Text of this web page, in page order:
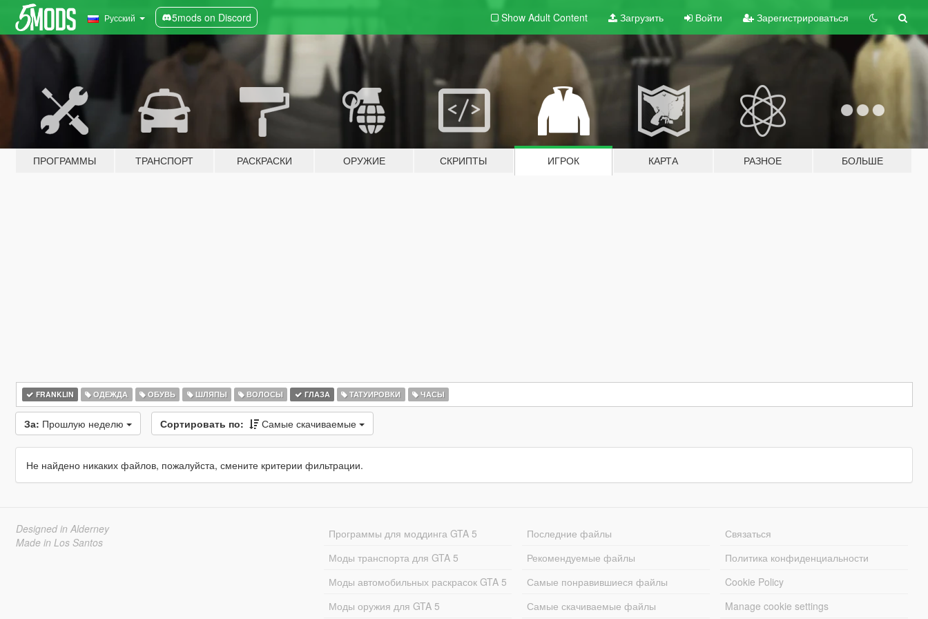
Русский 5mods on Discord Show Adult Content Загрузить Войти Зарегистрироваться
ПРОГРАММЫ ТРАНСПОРТ РАСКРАСКИ ОРУЖИЕ СКРИПТЫ ИГРОК КАРТА РАЗНОЕ БОЛЬШЕ
FRANKLIN ОДЕЖДА ОБУВЬ ШЛЯПЫ ВОЛОСЫ ГЛАЗА ТАТУИРОВКИ ЧАСЫ
За: Прошлую неделю Сортировать по: Самые скачиваемые
Не найдено никаких файлов, пожалуйста, смените критерии фильтрации.
Designed in Alderney
Made in Los Santos
Программы для моддинга GTA 5
Моды транспорта для GTA 5
Моды автомобильных раскрасок GTA 5
Моды оружия для GTA 5
Последние файлы
Рекомендуемые файлы
Самые понравившиеся файлы
Самые скачиваемые файлы
Связаться
Политика конфиденциальности
Cookie Policy
Manage cookie settings